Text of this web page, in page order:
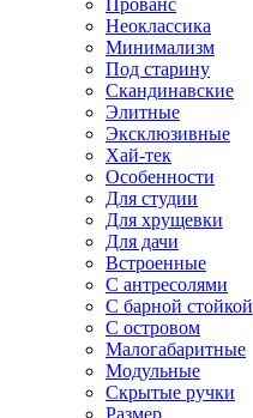
Прованс
Неоклассика
Минимализм
Под старину
Скандинавские
Элитные
Эксклюзивные
Хай-тек
Особенности
Для студии
Для хрущевки
Для дачи
Встроенные
С антресолями
С барной стойкой
С островом
Малогабаритные
Модульные
Скрытые ручки
Размер